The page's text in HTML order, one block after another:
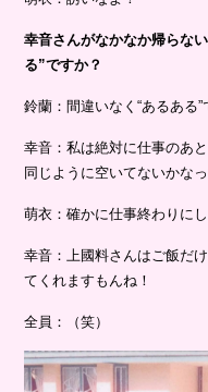
幸音さんがなかなか帰らな
る”ですか？
鈴蘭：間違いなく“あるある”
幸音：私は絶対に仕事のあ
同じように空いてないかな
萌衣：確かに仕事終わりに
幸音：上國料さんはご飯だ
てくれますもんね！
全員：（笑）